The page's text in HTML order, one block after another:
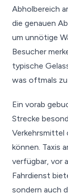
Abholbereich
die genauen
um unnötige
Besucher
typische
was oftmals
Ein vorab
Strecke
Verkehrsmittel
können. Taxis
verfügbar, vor
Fahrdienst
sondern auch